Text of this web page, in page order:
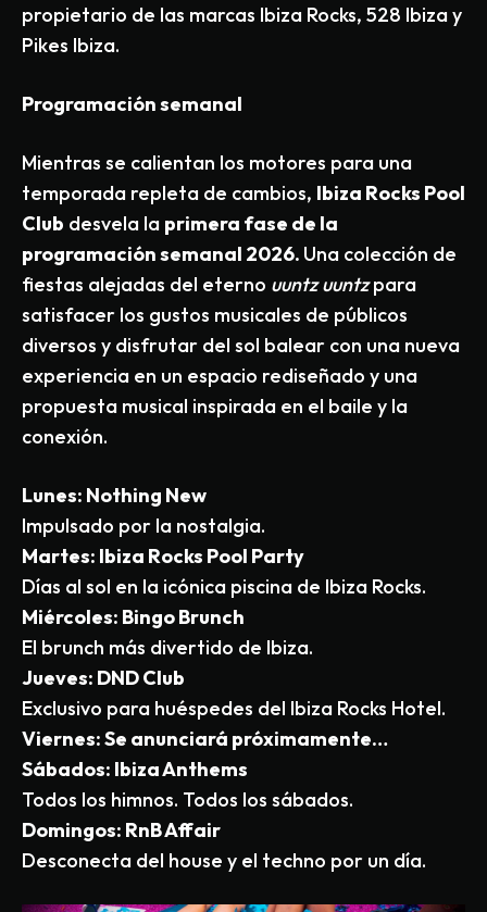
propietario de las marcas Ibiza Rocks, 528 Ibiza y
Pikes Ibiza.
Programación semanal
Mientras se calientan los motores para una
temporada repleta de cambios, Ibiza Rocks Pool
Club desvela la primera fase de la
programación semanal 2026. Una colección de
fiestas alejadas del eterno uuntz uuntz para
satisfacer los gustos musicales de públicos
diversos y disfrutar del sol balear con una nueva
experiencia en un espacio rediseñado y una
propuesta musical inspirada en el baile y la
conexión.
Lunes: Nothing New
Impulsado por la nostalgia.
Martes: Ibiza Rocks Pool Party
Días al sol en la icónica piscina de Ibiza Rocks.
Miércoles: Bingo Brunch
El brunch más divertido de Ibiza.
Jueves: DND Club
Exclusivo para huéspedes del Ibiza Rocks Hotel.
Viernes: Se anunciará próximamente…
Sábados: Ibiza Anthems
Todos los himnos. Todos los sábados.
Domingos: RnB Affair
Desconecta del house y el techno por un día.